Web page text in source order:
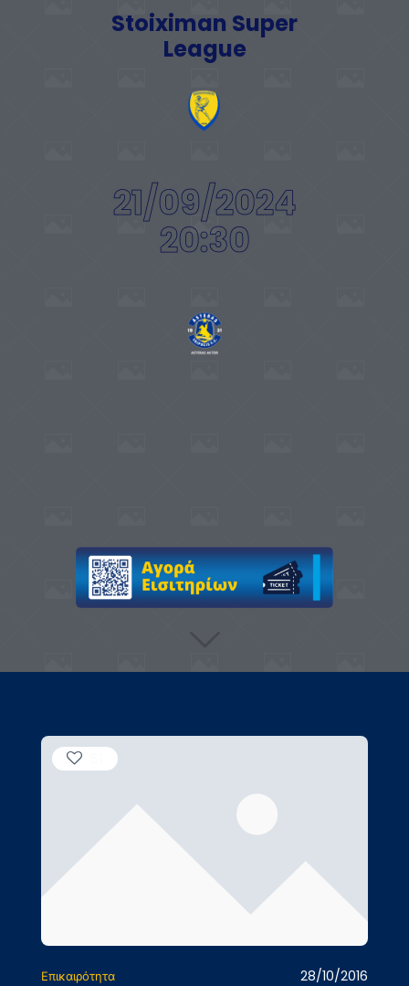
Stoiximan Super
League
21/09/2024
20:30
Επικαιρότητα 28/10/2016